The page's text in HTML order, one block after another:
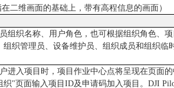
二维画面的基础上，带有高程信息的画面）
组织名称、用户角色，也可根据组织角色、
织管理员、设备维护员、组织成员和组织临
进入项目时，项目作业中心点将呈现在页面的
"页面输入项目ID及申请码加入项目。DJI